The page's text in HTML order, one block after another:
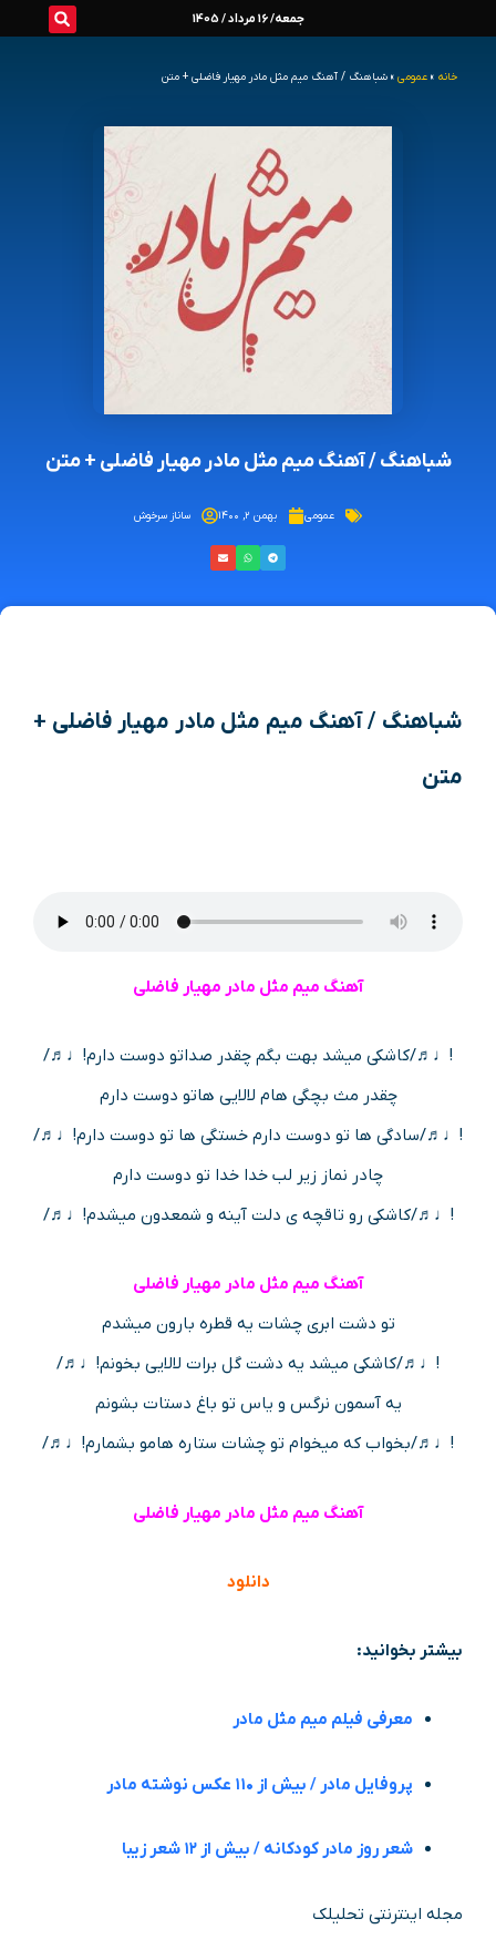
جمعه/ 16 مرداد / 1405
خانه » عمومی » شباهنگ / آهنگ میم مثل مادر مهیار فاضلی + متن
شباهنگ / آهنگ میم مثل مادر مهیار فاضلی + متن
عمومی بهمن ۲, ۱۴۰۰ ساناز سرخوش
شباهنگ / آهنگ میم مثل مادر مهیار فاضلی +
متن
آهنگ میم مثل مادر مهیار فاضلی
!♩♬/کاشکی میشد بهت بگم چقدر صداتو دوست دارم!♩♬/
چقدر مث بچگی هام لالایی هاتو دوست دارم
!♩♬/سادگی ها تو دوست دارم خستگی ها تو دوست دارم!♩♬/
چادر نماز زیر لب خدا خدا تو دوست دارم
!♩♬/کاشکی رو تاقچه ی دلت آینه و شمعدون میشدم!♩♬/
آهنگ میم مثل مادر مهیار فاضلی
تو دشت ابری چشات یه قطره بارون میشدم
!♩♬/کاشکی میشد یه دشت گل برات لالایی بخونم!♩♬/
یه آسمون نرگس و یاس تو باغ دستات بشونم
!♩♬/بخواب که میخوام تو چشات ستاره هامو بشمارم!♩♬/
آهنگ میم مثل مادر مهیار فاضلی
دانلود
بیشتر بخوانید:
معرفی فیلم میم مثل مادر
پروفایل مادر / بیش از ۱۱۰ عکس نوشته مادر
شعر روز مادر کودکانه / بیش از ۱۲ شعر زیبا
مجله اینترنتی تحلیلک